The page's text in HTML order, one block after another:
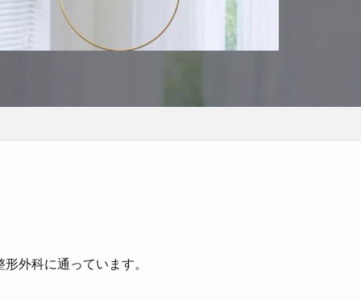
外科に通っています。